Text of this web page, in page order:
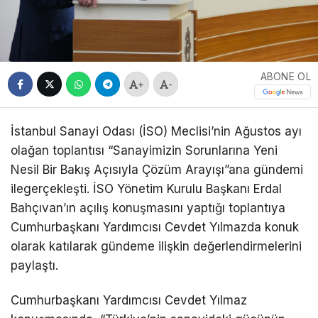
+ -
ABONE OL
İstanbul Sanayi Odası (İSO) Meclisi’nin Ağustos ayı
olağan toplantısı “Sanayimizin Sorunlarına Yeni
Nesil Bir Bakış Açısıyla Çözüm Arayışı”ana gündemi
ilegerçekleşti. İSO Yönetim Kurulu Başkanı Erdal
Bahçıvan’ın açılış konuşmasını yaptığı toplantıya
Cumhurbaşkanı Yardımcısı Cevdet Yılmazda konuk
olarak katılarak gündeme ilişkin değerlendirmelerini
paylaştı.
Cumhurbaşkanı Yardımcısı Cevdet Yılmaz